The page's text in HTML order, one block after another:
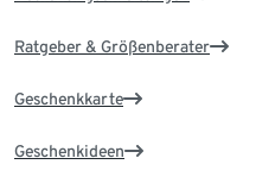
Ratgeber & Größenberater
Geschenkkarte
Geschenkideen